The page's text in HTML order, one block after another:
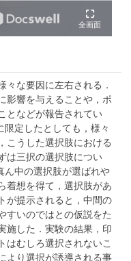
々な要因に左右される．
影響を与えることや，ポ
となどが報告されてい
限定したとしても，様々
こうした選択肢における
は三択の選択肢につい
ん中の選択肢が選ばれや
着想を得て，選択肢があ
が提示されると，中間の
すいのではとの仮説をた
施した．実験の結果，印
はむしろ選択されないこ
より選択が誘導される事